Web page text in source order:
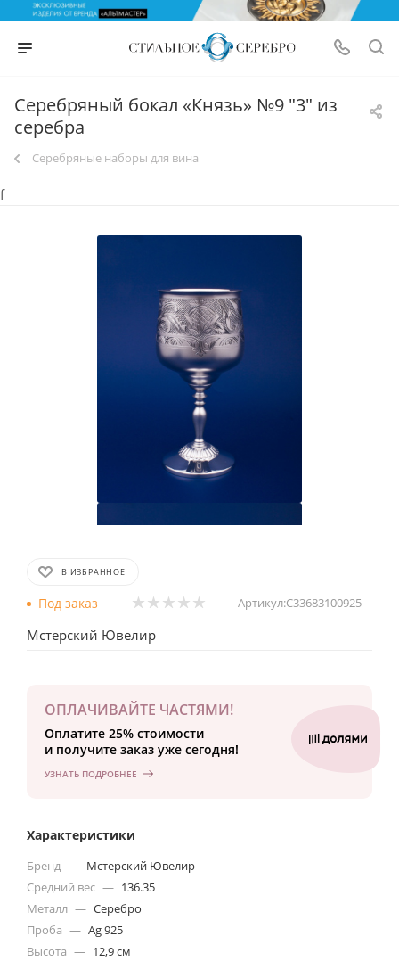
Серебряный бокал «Князь» №9 "3" из
серебра
Серебряные наборы для вина
f
В ИЗБРАННОЕ
Под заказ Артикул:С33683100925
Мстерский Ювелир
ОПЛАЧИВАЙТЕ ЧАСТЯМИ!
Оплатите 25% стоимости
и получите заказ уже сегодня!
УЗНАТЬ ПОДРОБНЕЕ
Характеристики
Бренд — Мстерский Ювелир
Средний вес — 136.35
Металл — Серебро
Проба — Ag 925
Высота — 12,9 см